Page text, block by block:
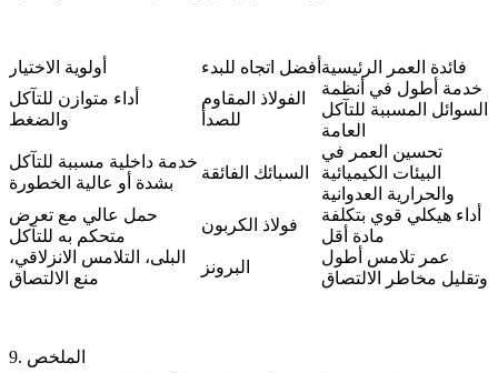
أولوية الاختيار أفضل اتجاه للبدء فائدة العمر الرئيسية
أداء متوازن للتآكل
والضغط
الفولاذ المقاوم
للصدأ
خدمة أطول في أنظمة
السوائل المسببة للتآكل
العامة
خدمة داخلية مسببة للتآكل
بشدة أو عالية الخطورة
السبائك الفائقة
تحسين العمر في
البيئات الكيميائية
والحرارية العدوانية
حمل عالي مع تعرض
متحكم به للتآكل
فولاذ الكربون
أداء هيكلي قوي بتكلفة
مادة أقل
البلى، التلامس الانزلاقي،
منع الالتصاق
البرونز
عمر تلامس أطول
وتقليل مخاطر الالتصاق
9. الملخص